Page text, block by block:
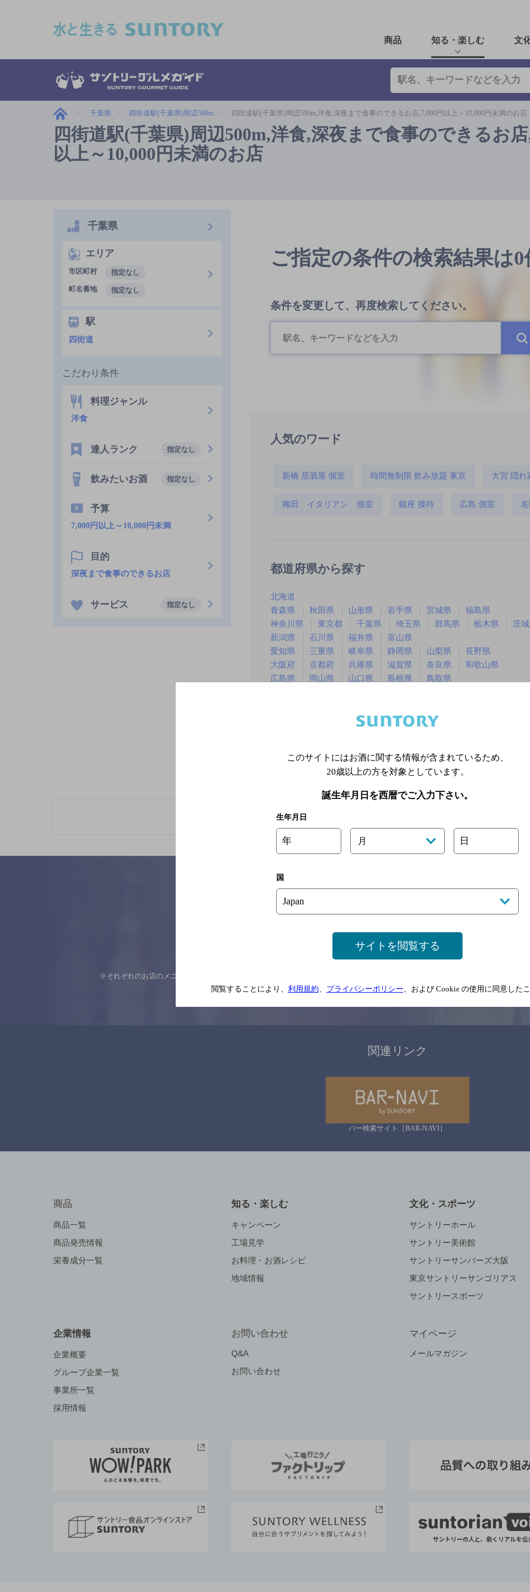
商品 知る・楽しむ 文
千葉県 四街道駅(千葉県)周辺500m 四街道駅(千葉県)周辺500m,洋食,深夜まで食事のできるお店,7,000円以上～10,000円未満のお店
四街道駅(千葉県)周辺500m,洋食,深夜まで食事のできるお店
以上～10,000円未満のお店
ご指定の条件の検索結果は0
条件を変更して、再度検索してください。
人気のワード
新橋 居酒屋 個室 時間無制限 飲み放題 東京 大宮 隠れ
梅田 イタリアン 個室 銀座 接待 広島 個室
都道府県から探す
北海道
青森県
秋田県 山形県 岩手県 宮城県
福島県
神奈川県
東京都 千葉県 埼玉県 群馬県 栃木県
茨
新潟県
石川県 福井県
富山県
愛知県
三重県 岐阜県 静岡県 山梨県
長野県
大阪府
京都府 兵庫県 滋賀県 奈良県
和歌山県
広島県
岡山県 山口県 島根県
鳥取県
※店舗によりハイボール取り扱い銘
千葉県
エリア
市区町村
指定なし
町名番地
指定なし
駅
四街道
こだわり条件
料理ジャンル
洋食
達人ランク 指定なし
飲みたいお酒 指定なし
予算
7,000円以上～10,000円未満
目的
深夜まで食事のできるお店
サービス 指定なし
ご意見・ご感想
※それぞれのお店のメニューや営業時間などの掲載情報については、 念のためお店にご確
関連リンク
バー検索サイト［BAR-NAVI］
商品
商品一覧
商品発売情報
栄養成分一覧
知る・楽しむ
キャンペーン
工場見学
お料理・お酒レシピ
地域情報
文化・スポーツ
サントリーホール
サントリー美術館
サントリーサンバーズ大阪
東京サントリーサンゴリアス
サントリースポーツ
企業情報
企業概要
グループ企業一覧
事業所一覧
採用情報
お問い合わせ
Q&A
お問い合わせ
マイページ
メールマガジン
このサイトにはお酒に関する情報が含まれているため、
20歳以上の方を対象としています。
誕生年月日を西暦でご入力下さい。
生年月日
年 月 日
国
サイトを閲覧する
閲覧することにより、 利用規約、 プライバシーポリシー、および Cookie の使用に同意した